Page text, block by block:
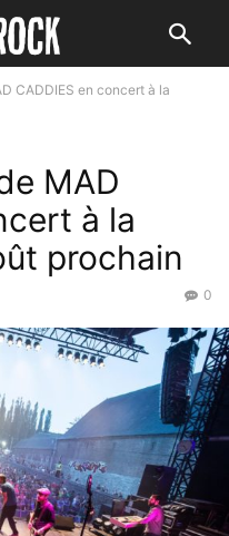
CADDIES en concert à la
MAD
à la
prochain
0